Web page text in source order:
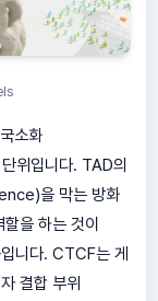
소화
위입니다. TAD의
을 막는 방화
을 하는 것이
니다. CTCF는 게
결합 부위